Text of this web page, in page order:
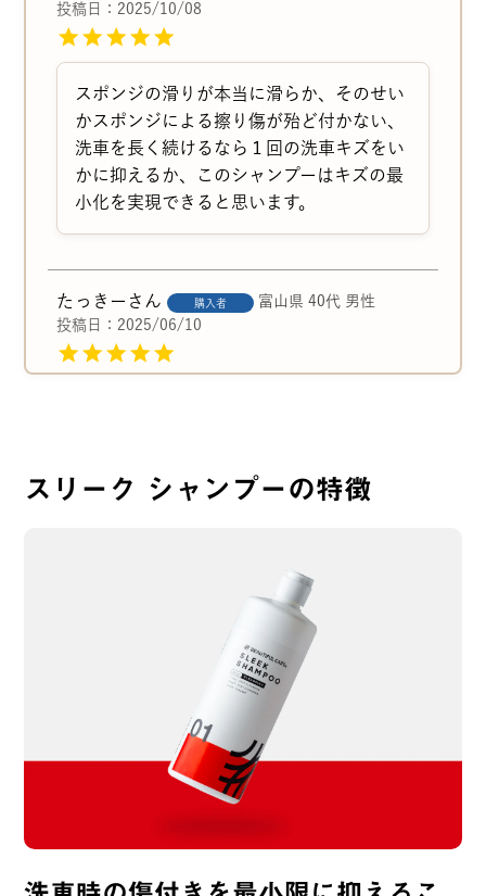
投稿日
2025/10/08
スポンジの滑りが本当に滑らか、そのせい
かスポンジによる擦り傷が殆ど付かない、
洗車を長く続けるなら１回の洗車キズをい
かに抑えるか、このシャンプーはキズの最
小化を実現できると思います。
たっきー 購入者 富山県 40代 男性
投稿日
2025/06/10
洗車が終わった後のバケツにもまだたっぷ
ずっと使い続けます^ ^
2025/05/04
もちもよいです。もうこれ使ったら他のカ
スリーク シャンプーの特徴